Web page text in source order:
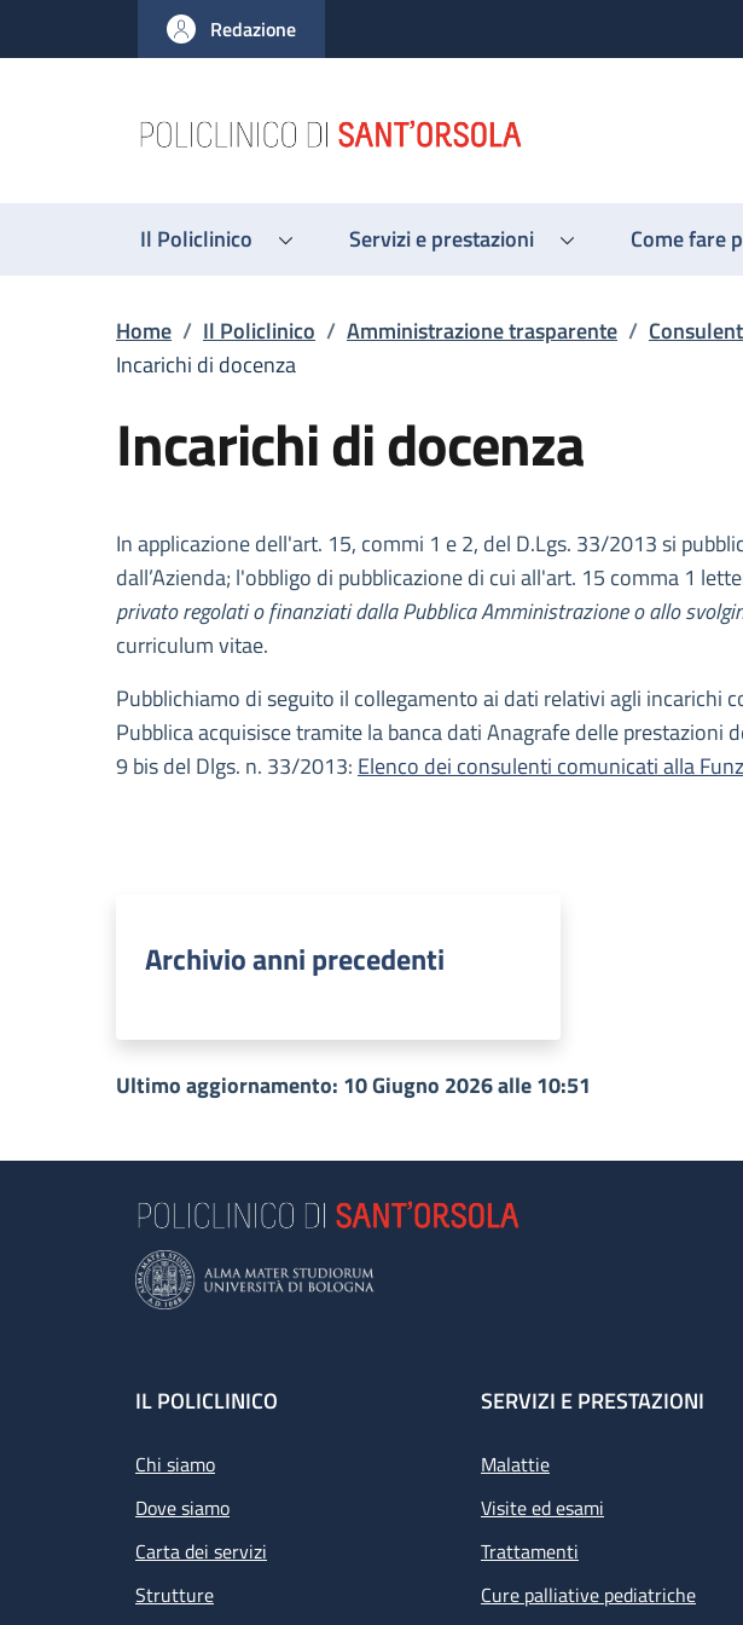
al contenuto principale
to footer content
Redazione
Il Policlinico Servizi e prestazioni Come fare
Briciole di pane
Home / Il Policlinico / Amministrazione trasparente /
Incarichi di docenza
Incarichi di docenza
Descrizione
In applicazione dell'art. 15, commi 1 e 2, del D.Lgs. 33/2013 si
dall’Azienda; l'obbligo di pubblicazione di cui all'art. 15 comma 1
privato regolati o finanziati dalla Pubblica Amministrazione o allo
curriculum vitae.
Pubblichiamo di seguito il collegamento ai dati relativi agli
Pubblica acquisisce tramite la banca dati Anagrafe delle
9 bis del Dlgs. n. 33/2013: Elenco dei consulenti comunicati alla
Archivio anni precedenti
Ultimo aggiornamento: 10 Giugno 2026 alle 10:51
Footer
IL POLICLINICO
Chi siamo
Dove siamo
Carta dei servizi
Strutture
SERVIZI E PRESTAZIONI
Malattie
Visite ed esami
Trattamenti
Cure palliative pediatriche